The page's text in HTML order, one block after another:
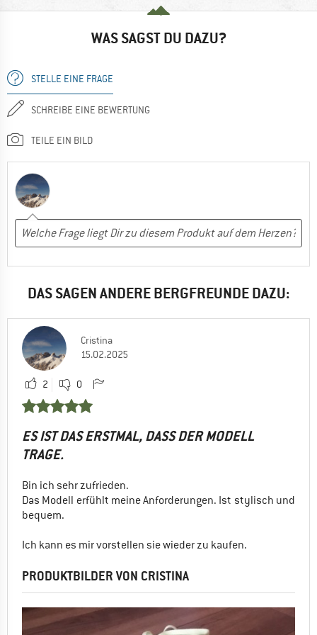
WAS SAGST DU DAZU?
STELLE EINE FRAGE
SCHREIBE EINE BEWERTUNG
TEILE EIN BILD
DAS SAGEN ANDERE BERGFREUNDE DAZU:
Cristina
15.02.2025
2 0
ES IST DAS ERSTMAL, DASS DER MODELL
TRAGE.
Bin ich sehr zufrieden.
Das Modell erfühlt meine Anforderungen. Ist stylisch und
bequem.
Ich kann es mir vorstellen sie wieder zu kaufen.
PRODUKTBILDER VON CRISTINA